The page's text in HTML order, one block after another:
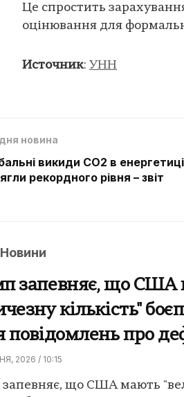
Це спростить
оцінювання для
Источник: УНН
новина
викиди CO2 в енергетиці
рекордного рівня – звіт
Новини
запевняє, що США
кількість"
повідомлень про
2026 / 10:15
що США мають